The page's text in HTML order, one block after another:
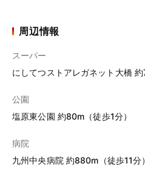
周辺情報
スーパー
にしてつストアレガネット大橋 約
公園
塩原東公園 約80m（徒歩1分）
病院
九州中央病院 約880m（徒歩11分）